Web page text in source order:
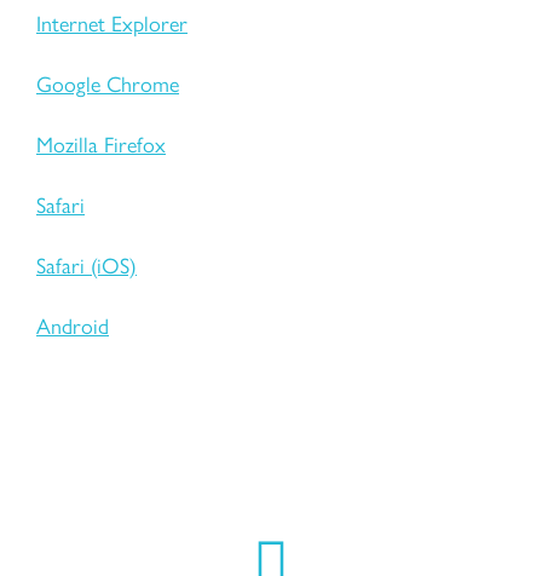
Internet Explorer
Google Chrome
Mozilla Firefox
Safari
Safari (iOS)
Android